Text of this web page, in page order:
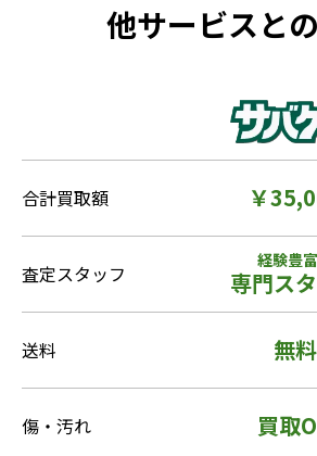
他サービスと
合計買取額 ￥
査定スタッフ
経験豊
専門ス
送料 無料
傷・汚れ 買取